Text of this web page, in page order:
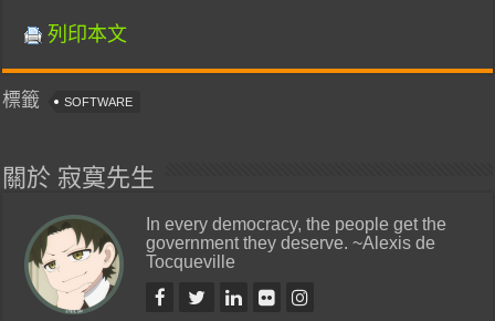
列印本文
標籤 SOFTWARE
關於 寂寞先生
In every democracy, the people get the
government they deserve. ~Alexis de
Tocqueville